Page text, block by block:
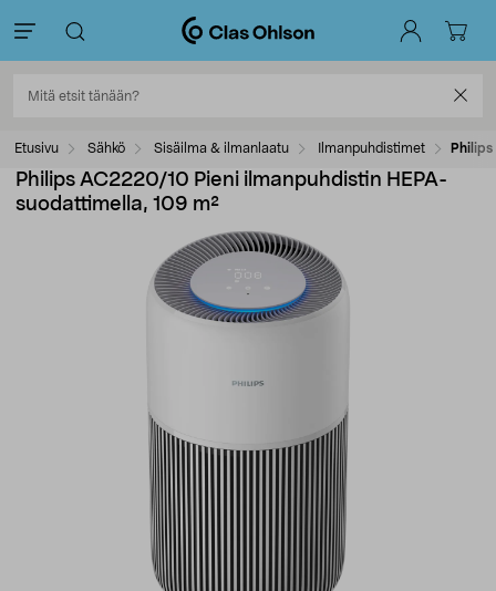
Etusivu Sähkö Sisäilma & ilmanlaatu Ilmanpuhdistimet
Philips AC2220/10 Pieni ilmanpuhdistin HEPA-
suodattimella, 109 m²